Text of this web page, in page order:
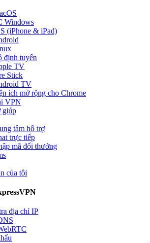
Windows
(iPhone & iPad)
định tuyến
TV
Stick
TV
ích mở rộng cho Chrome
VPN
giúp
tâm hỗ trợ
trực tiếp
mã đổi thưởng
của tôi
địa chỉ IP